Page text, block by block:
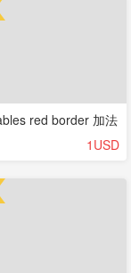
red border 加法
1USD